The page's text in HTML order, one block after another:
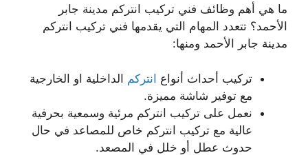
ما هي أهم وظائف فني تركيب انتركم مدينة جابر
الأحمد؟ تتعدد المهام التي يقدمها فني تركيب انتركم
مدينة جابر الأحمد ومنها:
تركيب أحداث أنواع انتركم الداخلية او الخارجية
مع توفير شاشة مميزة.
نعمل على تركيب انتركم مرئية وسمعية بحرفية
عالية مع تركيب انتركم خاص للمصاعد في حال
حدوث عطل أو خلل في المصعد.